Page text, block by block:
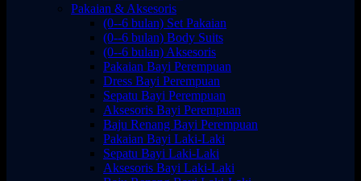
Pakaian & Aksesoris
(0--6 bulan) Set Pakaian
(0--6 bulan) Body Suits
(0--6 bulan) Aksesoris
Pakaian Bayi Perempuan
Dress Bayi Perempuan
Sepatu Bayi Perempuan
Aksesoris Bayi Perempuan
Baju Renang Bayi Perempuan
Pakaian Bayi Laki-Laki
Sepatu Bayi Laki-Laki
Aksesoris Bayi Laki-Laki